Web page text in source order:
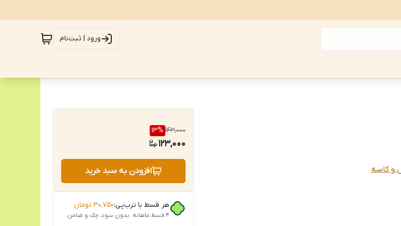
ورود | ثبت‌نام
و کاسه
143,000
13%
123,000
افزودن به سبد خرید
هر قسط با ترب‌پی:۳۰٬۷۵۰ تومان
۴ قسط ماهانه. بدون سود، چک و ضامن.